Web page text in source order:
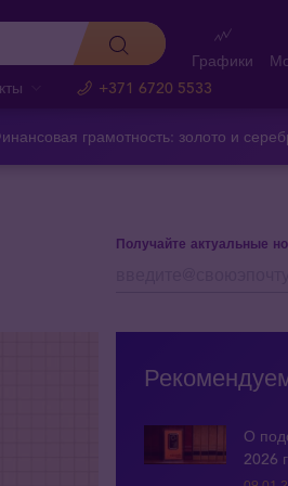
+371 6720 5533
Графики
грамотность: золото и
Получайте актуальные
О
2026